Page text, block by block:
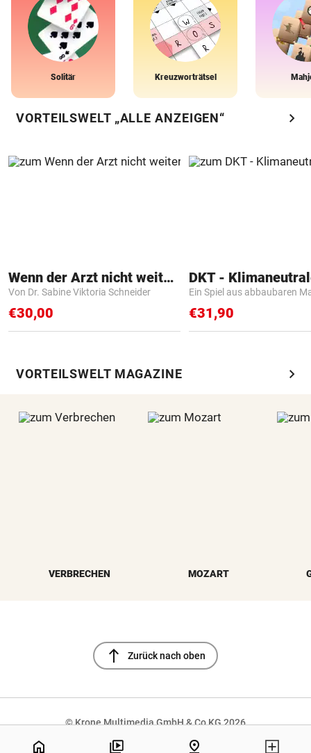
Solitär Kreuzworträtsel
VORTEILSWELT „ALLE ANZEIGEN“ chevron_right
Wenn der Arzt nicht weiter weiß
Von Dr. Sabine Viktoria Schneider
€30,00
Ein Spiel aus abbaubaren
€31,90
VORTEILSWELT MAGAZINE chevron_right
VERBRECHEN MOZART
north Zurück nach oben
© Krone Multimedia GmbH & Co KG 2026
Muthgasse 2, 1190 Wien
home pin_drop